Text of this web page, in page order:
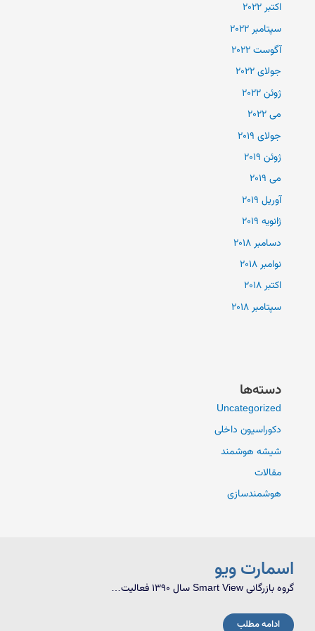
اکتبر 2022
سپتامبر 2022
آگوست 2022
جولای 2022
ژوئن 2022
می 2022
جولای 2019
ژوئن 2019
می 2019
آوریل 2019
ژانویه 2019
دسامبر 2018
نوامبر 2018
اکتبر 2018
سپتامبر 2018
دسته‌ها
Uncategorized
دکوراسیون داخلی
شیشه هوشمند
مقالات
هوشمندسازی
اسمارت ویو
گروه بازرگانی Smart View سال 1390 فعالیت…
ادامه مطلب